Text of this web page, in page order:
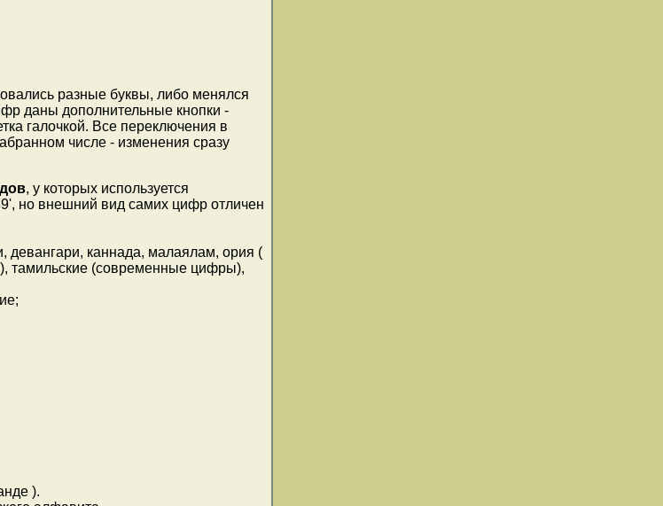
разные буквы, либо менялся
даны дополнительные кнопки -
галочкой. Все переключения в
числе - изменения сразу
, у которых используется
но внешний вид самих цифр отличен
девангари, каннада, малаялам, ория (
), тамильские (современные цифры),
).